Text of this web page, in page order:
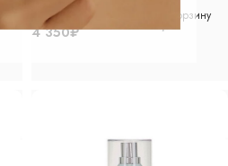
4 350₽
В корзину